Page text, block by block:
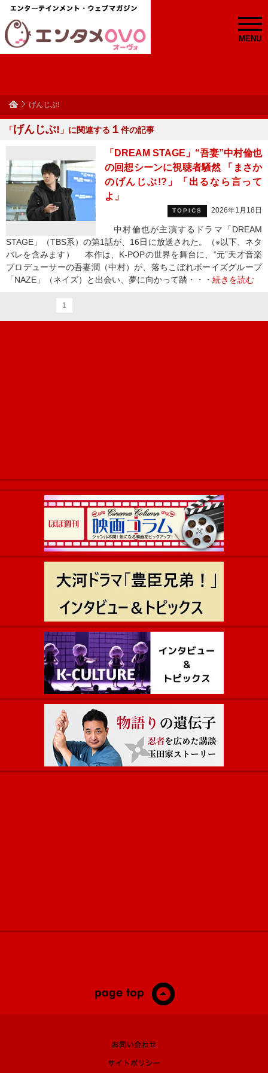
MENU
げんじぶ!
「げんじぶ! 」に関連する １ 件の記事
「DREAM STAGE」“吾妻”中村倫也
の回想シーンに視聴者騒然 「まさか
のげんじぶ!?」「出るなら言って
よ」
TOPICS 2026年1月18日
中村倫也が主演するドラマ「DREAM
STAGE」（TBS系）の第1話が、16日に放送された。（※以下、ネタ
バレを含みます） 本作は、K-POPの世界を舞台に、“元”天才音楽
プロデューサーの吾妻潤（中村）が、落ちこぼれボーイズグループ
「NAZE」（ネイズ）と出会い、夢に向かって踏・・・ 続きを読む
1